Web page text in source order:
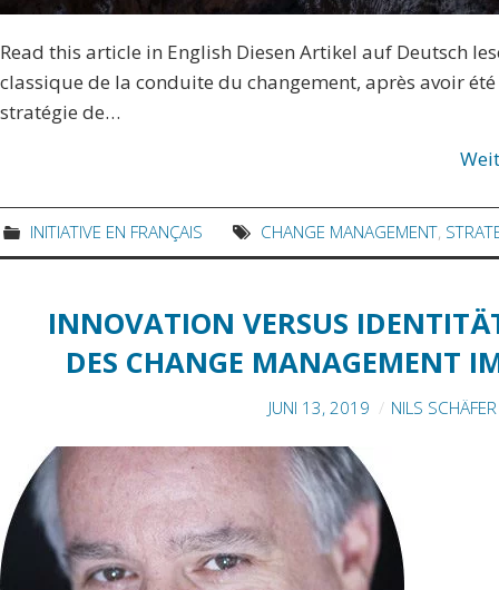
Read this article in English Diesen Artikel auf Deutsch
classique de la conduite du changement, après avoir
stratégie de…
INITIATIVE EN FRANÇAIS CHANGE MANAGEMENT,
INNOVATION VERSUS
DES CHANGE MANAGEMENT
JUNI 13, 2019 NILS SCHÄFER